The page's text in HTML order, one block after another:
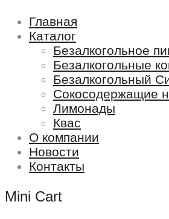
Главная
Каталог
Безалкогольное
Безалкогольные
Безалкогольный
Сокосодержащие
Лимонады
Квас
О компании
Новости
Контакты
Mini Cart